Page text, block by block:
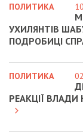
ПОЛИТИКА
УХИЛЯНТІВ
ПОДРОБИЦІ
ПОЛИТИКА
РЕАКЦІЇ